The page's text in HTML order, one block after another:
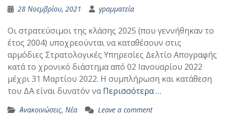
28 Νοεμβρίου, 2021 γραμματεία
Οι στρατεύσιμοι της κλάσης 2025 (που γεννήθηκαν το
έτος 2004) υποχρεούνται να καταθέσουν στις
αρμόδιες Στρατολογικές Υπηρεσίες Δελτίο Απογραφής
κατά το χρονικό διάστημα από 02 Ιανουαρίου 2022
μέχρι 31 Μαρτίου 2022. Η συμπλήρωση και κατάθεση
του ΔΑ είναι δυνατόν ναΠερισσότερα …
Ανακοινώσεις, Νέα Leave a comment